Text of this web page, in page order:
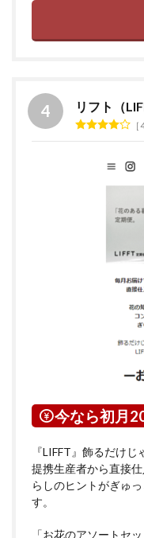
リフト（
今なら初月
『LIFFT』飾るだけ
提携生産者から直接
らしのヒントがぎゅ
す。
「お花のアソートセッ